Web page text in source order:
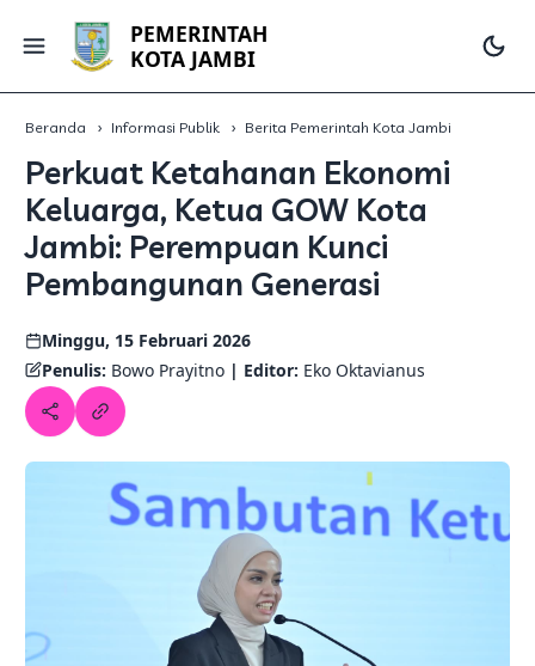
PEMERINTAH
KOTA JAMBI
Beranda Informasi Publik Berita Pemerintah Kota Jambi
Perkuat Ketahanan Ekonomi
Keluarga, Ketua GOW Kota
Jambi: Perempuan Kunci
Pembangunan Generasi
Minggu, 15 Februari 2026
Penulis: Bowo Prayitno| Editor: Eko Oktavianus